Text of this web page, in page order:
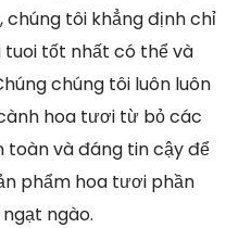
chúng tôi khẳng định chỉ
tuoi tốt nhất có thể và
chúng tôi luôn luôn
hoa tươi từ bỏ các
toàn và đáng tin cậy để
phẩm hoa tươi phần
ngào.